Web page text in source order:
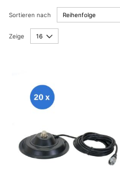
Sortieren nach
Zeige